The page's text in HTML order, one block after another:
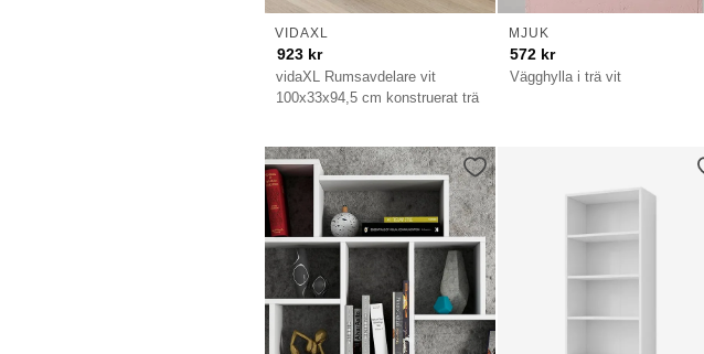
vidaXL Rumsavdelare vit
100x33x94,5 cm konstruerat trä
VIDAXL
923 kr
Vägghylla i trä vit
MJUK
572 kr